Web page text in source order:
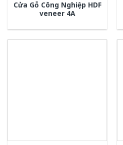
Cửa Gỗ Công Nghiệp HDF
veneer 4A